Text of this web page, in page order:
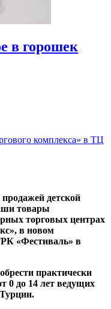
в горошек
комплекса» в ТЦ
детской
товары
торговых центрах
в новом
«Фестиваль» в
практически
0 до 14 лет ведущих